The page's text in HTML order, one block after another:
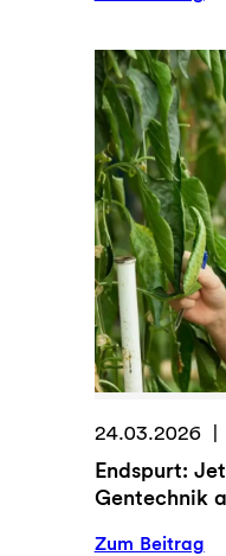
r
o
t
i
u
e
:
M
i
t
B
r
u
n
24.03.2026
Endspurt:
Gentechnik
Zum Beitrag: